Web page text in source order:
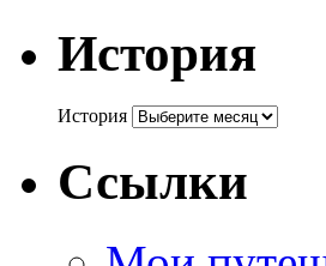
История
История
Ссылки